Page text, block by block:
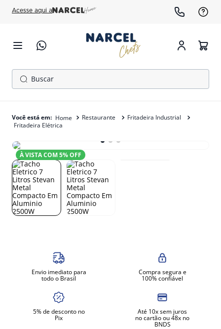
Acesse aqui a
Buscar
Restaurante
Fritadeira Industrial
Fritadeira Elétrica
À VISTA COM5% OFF
Envio imediato para
todo o Brasil
Compra segura e
100% confiável
5% de desconto no
Pix
Até 10x sem juros
no cartão ou 48x no
BNDS
1º
cafeteira
3º
freezer
4º
forno
5º
gelopar
6º
panela pressão
7º
moedor
amassadeira
fritadeira